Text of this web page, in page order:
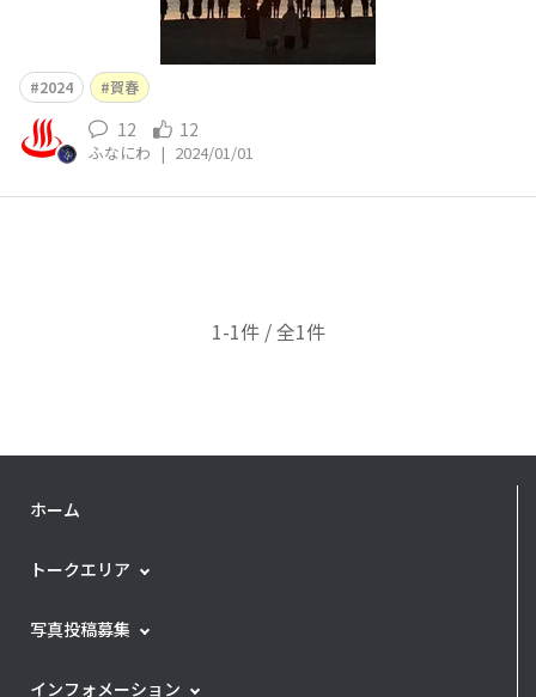
2024 賀春
12 12
ふなにわ | 2024/01/01
1-1件 / 全1件
ホーム
トークエリア
写真投稿募集
インフォメーション